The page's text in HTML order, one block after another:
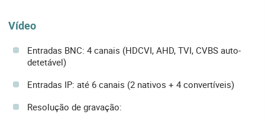
Vídeo
Entradas BNC: 4 canais (HDCVI, AHD, TVI, CVBS auto-
detetável)
Entradas IP: até 6 canais (2 nativos + 4 convertíveis)
Resolução de gravação: